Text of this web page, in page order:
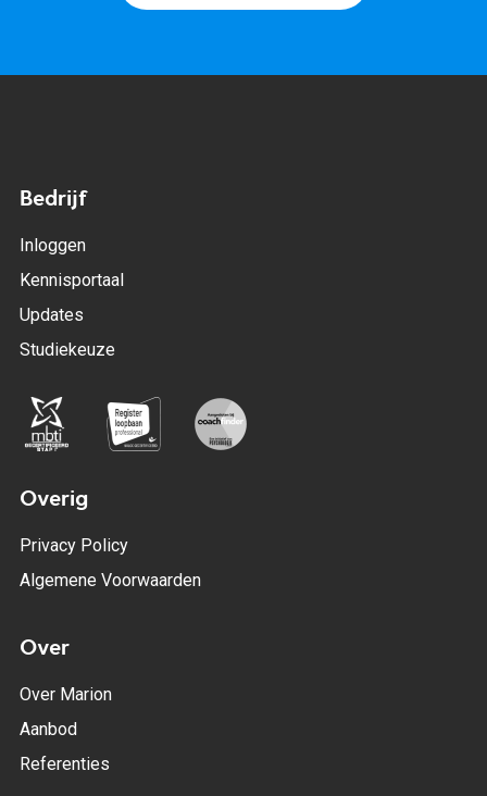
Bedrijf
Inloggen
Kennisportaal
Updates
Studiekeuze
Overig
Privacy Policy
Algemene Voorwaarden
Over
Over Marion
Aanbod
Referenties